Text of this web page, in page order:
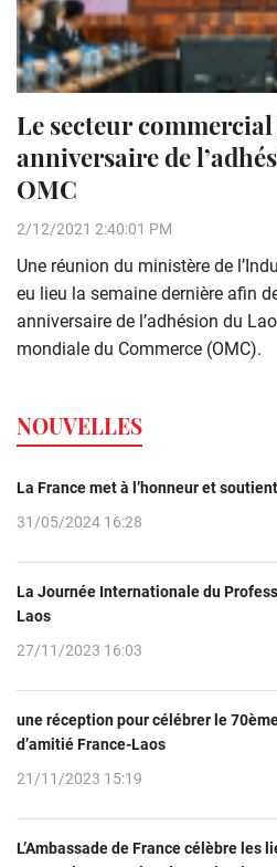
Le secteur commercial
anniversaire de
OMC
2/12/2021 2:40:01 PM
Une réunion du ministère de
eu lieu la semaine dernière afin
anniversaire de l’adhésion du
mondiale du Commerce (OMC).
NOUVELLES
La France met à l’honneur et
31/05/2024 16:28
La Journée Internationale du
Laos
27/11/2023 16:03
une réception pour célébrer le
d’amitié France-Laos
21/11/2023 15:19
L’Ambassade de France célèbre les